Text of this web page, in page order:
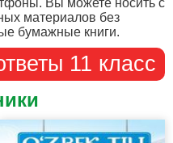
материалов без
бумажные книги.
11 класс